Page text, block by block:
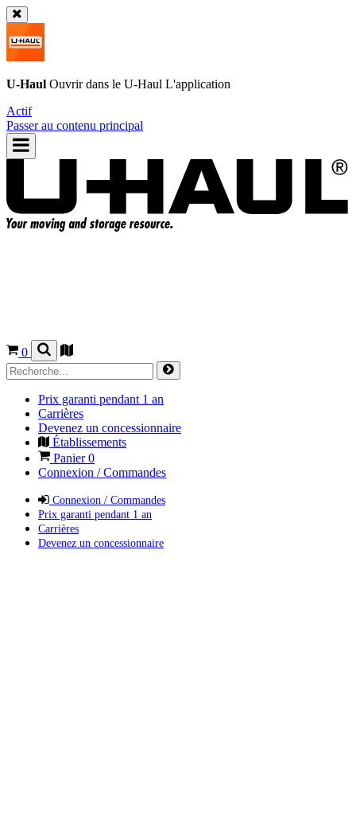
U-Haul Ouvrir dans le U-Haul L'application
Actif
Passer au contenu principal
0
Prix garanti pendant 1 an
Carrières
Devenez un concessionnaire
Établissements
Panier0
Connexion / Commandes
Connexion / Commandes
Prix garanti pendant 1 an
Carrières
Devenez un concessionnaire